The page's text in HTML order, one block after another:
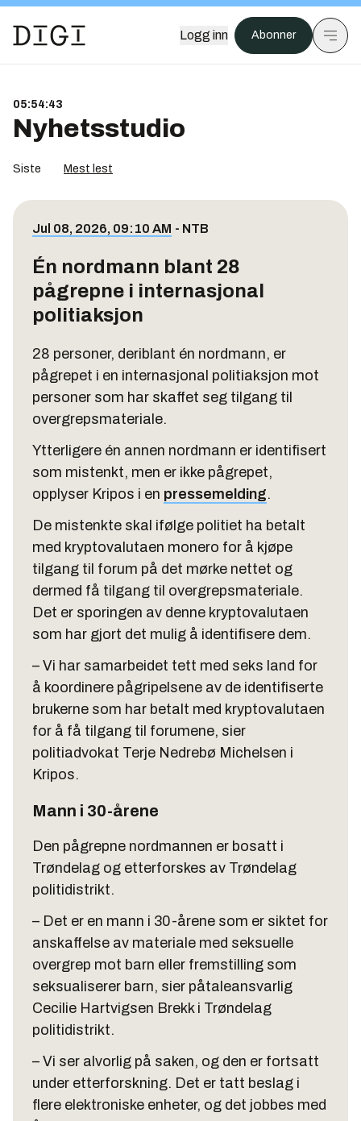
Logg inn Abonner
05:54:44
Nyhetsstudio
Siste Mest lest
Jul 08, 2026, 09:10 AM - NTB
Én nordmann blant 28
pågrepne i internasjonal
politiaksjon
28 personer, deriblant én nordmann, er
pågrepet i en internasjonal politiaksjon mot
personer som har skaffet seg tilgang til
overgrepsmateriale.
Ytterligere én annen nordmann er identifisert
som mistenkt, men er ikke pågrepet,
opplyser Kripos i en pressemelding.
De mistenkte skal ifølge politiet ha betalt
med kryptovalutaen monero for å kjøpe
tilgang til forum på det mørke nettet og
dermed få tilgang til overgrepsmateriale.
Det er sporingen av denne kryptovalutaen
som har gjort det mulig å identifisere dem.
– Vi har samarbeidet tett med seks land for
å koordinere pågripelsene av de identifiserte
brukerne som har betalt med kryptovalutaen
for å få tilgang til forumene, sier
politiadvokat Terje Nedrebø Michelsen i
Kripos.
Mann i 30-årene
Den pågrepne nordmannen er bosatt i
Trøndelag og etterforskes av Trøndelag
politidistrikt.
– Det er en mann i 30-årene som er siktet for
anskaffelse av materiale med seksuelle
overgrep mot barn eller fremstilling som
seksualiserer barn, sier påtaleansvarlig
Cecilie Hartvigsen Brekk i Trøndelag
politidistrikt.
– Vi ser alvorlig på saken, og den er fortsatt
under etterforskning. Det er tatt beslag i
flere elektroniske enheter, og det jobbes med